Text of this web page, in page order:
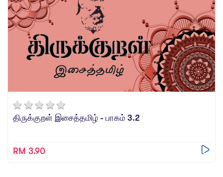
திருக்குறள் இசைத்தமிழ் - பாகம் 3.2
RM 3.90